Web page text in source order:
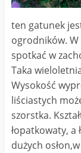
ten gatunek
ogrodników.
spotkać w
Taka
Wysokość
liściastych
szorstka.
łopatkowaty, a
dużych